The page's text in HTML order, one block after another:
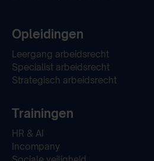
Opleidingen
Leergang arbeidsrecht
Specialist arbeidsrecht
Strategisch arbeidsrecht
Trainingen
HR & AI
Incompany